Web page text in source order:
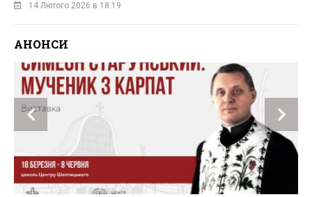
14 Лютого 2026 в 18:19
АНОНСИ